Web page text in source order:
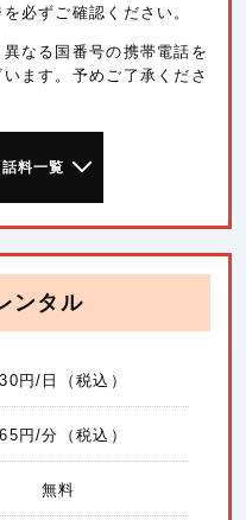
必ずご確認ください。
なる国番号の携帯電話を
ます。予めご了承くださ
料一覧
ンタル
円/日（税込）
円/分（税込）
無料